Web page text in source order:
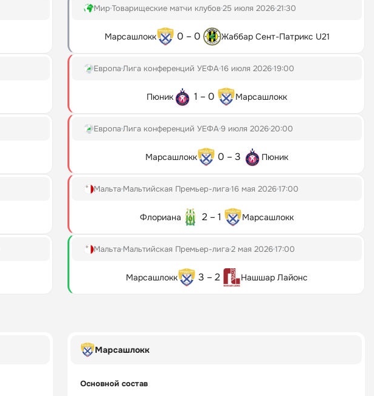
МирТоварищеские матчи клубов25 июля 202621:30
Марсашлокк 0 – 0 Жаббар Сент-Патрикс U21
ЕвропаЛига конференций УЕФА16 июля 202619:00
Пюник 1 – 0 Марсашлокк
ЕвропаЛига конференций УЕФА9 июля 202620:00
Марсашлокк 0 – 3 Пюник
Мальта Мальтийская Премьер-лига16 мая 202617:00
Флориана 2 – 1 Марсашлокк
Мальта Мальтийская Премьер-лига2 мая 202617:00
Марсашлокк 3 – 2 Нашшар Лайонс
Марсашлокк
Основной состав